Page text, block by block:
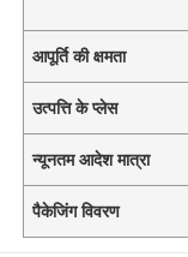
आपूर्ति की क्षमता
उत्पत्ति के प्लेस
न्यूनतम आदेश मात्रा
पैकेजिंग विवरण